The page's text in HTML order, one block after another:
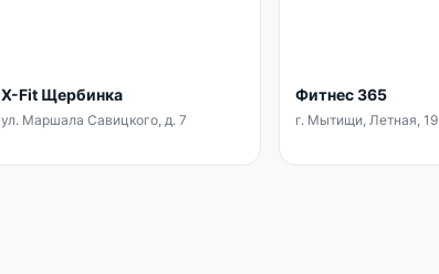
X-Fit Щербинка
ул. Маршала Савицкого, д. 7
Фитнес 365
г. Мытищи, Летная, 19